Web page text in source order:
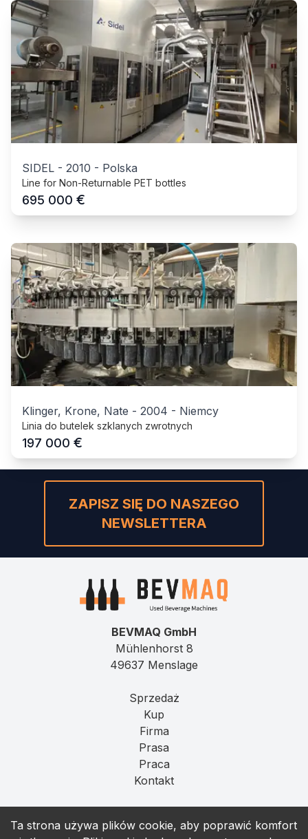
SIDEL - 2010 - Polska
Line for Non-Returnable PET bottles
695 000 €
Klinger, Krone, Nate - 2004 - Niemcy
Linia do butelek szklanych zwrotnych
197 000 €
Ta strona używa plików cookie, aby poprawić komfort
ZAPISZ SIĘ DO NASZEGO
NEWSLETTERA
BEVMAQ GmbH
Mühlenhorst 8
49637 Menslage
Sprzedaż
Kup
Firma
Prasa
Praca
Kontakt
Prywatność